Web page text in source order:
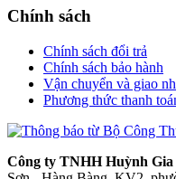
Chính sách
Chính sách đổi trả
Chính sách bảo hành
Vận chuyển và giao
Phương thức thanh
Công ty TNHH Huỳnh Gia